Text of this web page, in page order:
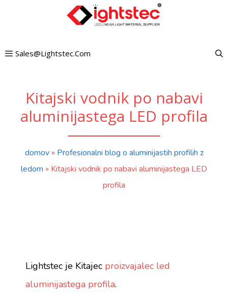
Sales@lightstec.com
Kitajski vodnik po nabavi
aluminijastega LED profila
domov» Profesionalni blog o aluminijastih profilih z
ledom » Kitajski vodnik po nabavi aluminijastega LED
profila
Lightstec je Kitajec proizvajalec led
aluminijastega profila.